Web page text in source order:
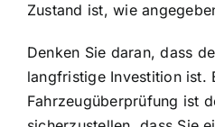
Zustand ist, wie
Denken Sie daran, dass
langfristige Investition ist.
Fahrzeugüberprüfung ist